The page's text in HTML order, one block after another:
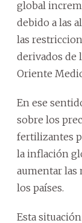
global
debido a las
las
derivados de
Oriente
En ese
sobre los
fertilizantes
la inflación
aumentar las
los países.
Esta